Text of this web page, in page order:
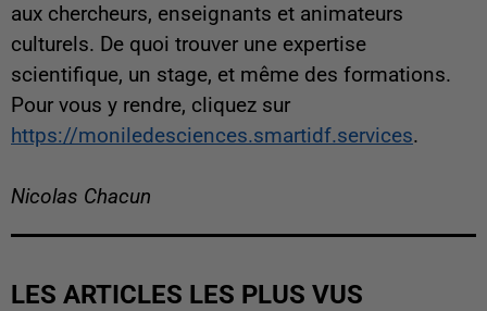
aux chercheurs, enseignants et animateurs
culturels. De quoi trouver une expertise
scientifique, un stage, et même des formations.
Pour vous y rendre, cliquez sur
https://moniledesciences.smartidf.services.
Nicolas Chacun
LES ARTICLES LES PLUS VUS